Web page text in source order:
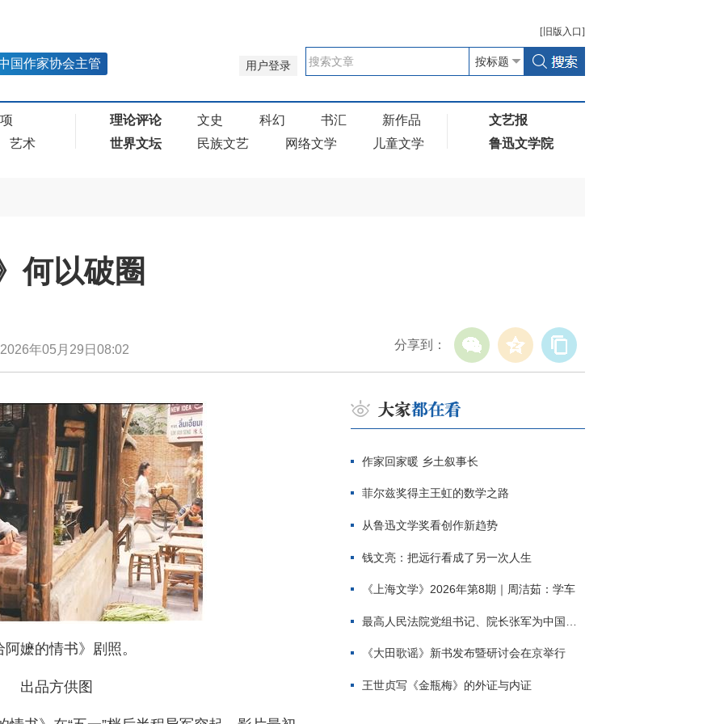
[ 旧版 入口]
用户登录
国作家协会主管
艺术
理论评论 文史 科幻 书汇
新作品
世界文坛
民族文艺 网络文学 儿童文学
文艺报
鲁迅文学院
何以破圈
分享到：
2026年05月29日08:02
阿嬷的情书》剧照。
出品方供图
作家回家暖 乡土叙事长
菲尔兹奖得主王虹的数学之路
从鲁迅文学奖看创作新趋势
钱文亮：把远行看成了另一次人生
《上海文学》2026年第8期｜周洁茹：学车
最高人民法院党组书记、院长张军为中国作协干部大讲堂授课
《大田歌谣》新书发布暨研讨会在京举行
王世贞写《金瓶梅》的外证与内证